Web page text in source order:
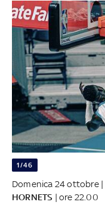
1/46
Domenica 24 ottobre |
HORNETS | ore 22.00